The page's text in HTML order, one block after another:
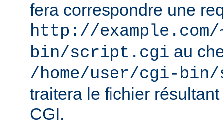
fera correspondre une
http://
bin/script.cgi au
/home/user/cgi-
traitera le fichier
CGI.